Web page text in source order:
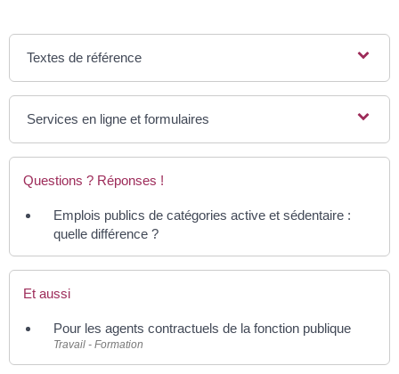
Textes de référence
Services en ligne et formulaires
Questions ? Réponses !
Emplois publics de catégories active et sédentaire :
quelle différence ?
Et aussi
Pour les agents contractuels de la fonction publique
Travail - Formation